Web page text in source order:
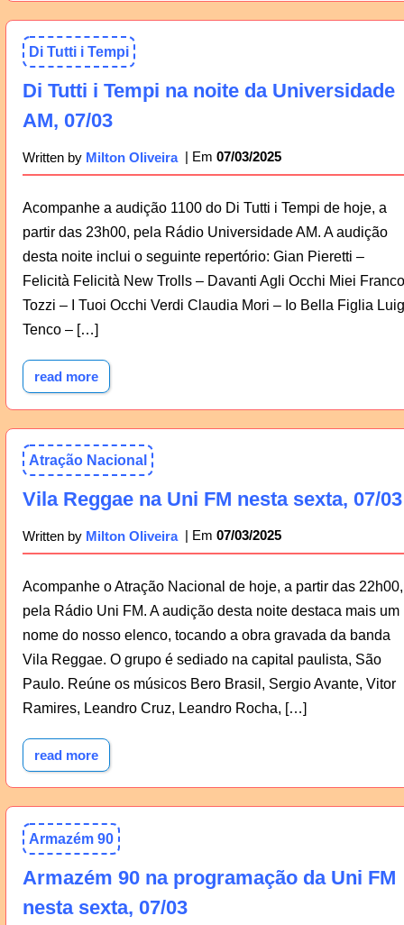
Di Tutti i Tempi
Di Tutti i Tempi na noite da Universidade
AM, 07/03
Written by Milton Oliveira 07/03/2025
Acompanhe a audição 1100 do Di Tutti i Tempi de hoje, a
partir das 23h00, pela Rádio Universidade AM. A audição
desta noite inclui o seguinte repertório: Gian Pieretti –
Felicità Felicità New Trolls – Davanti Agli Occhi Miei Franco
Tozzi – I Tuoi Occhi Verdi Claudia Mori – Io Bella Figlia
Tenco – […]
read more
Atração Nacional
Vila Reggae na Uni FM nesta sexta, 07/03
Written by Milton Oliveira 07/03/2025
Acompanhe o Atração Nacional de hoje, a partir das 22h00,
pela Rádio Uni FM. A audição desta noite destaca mais um
nome do nosso elenco, tocando a obra gravada da banda
Vila Reggae. O grupo é sediado na capital paulista, São
Paulo. Reúne os músicos Bero Brasil, Sergio Avante, Vitor
Ramires, Leandro Cruz, Leandro Rocha, […]
read more
Armazém 90
Armazém 90 na programação da Uni FM
nesta sexta, 07/03